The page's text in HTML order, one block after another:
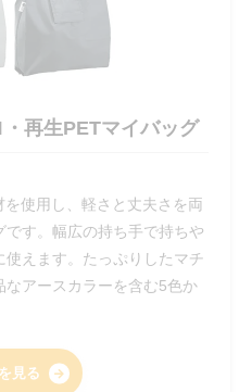
再生PETマイバッグ
使用し、軽さと丈夫さを両
す。幅広の持ち手で持ちや
えます。たっぷりしたマチ
なアースカラーを含む5色か
見る